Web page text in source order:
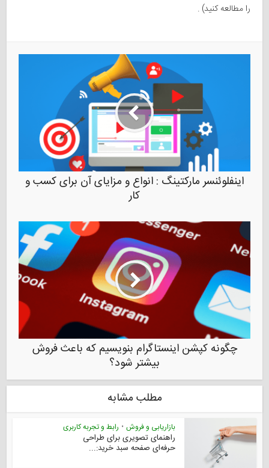
را مطالعه کنید) .
اینفلوئنسر مارکتینگ : انواع و مزایای آن برای کسب و
کار
چگونه کپشن اینستاگرام بنویسیم که باعث فروش
بیشتر شود؟
مطلب مشابه
بازاریابی و فروش • رابط و تجربه کاربری
راهنمای تصویری برای طراحی
حرفه‌ای صفحه سبد خرید:...